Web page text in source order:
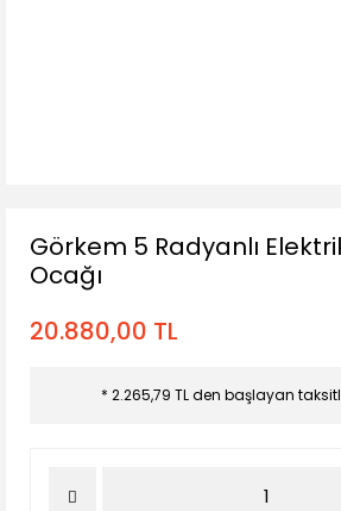
Görkem 5 Radyanlı
Ocağı
20.880,00 TL
* 2.265,79 TL den başlayan